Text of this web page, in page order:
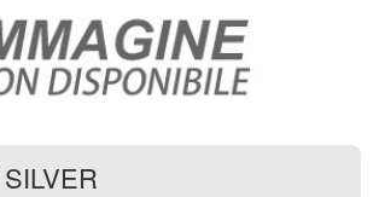
SILVER